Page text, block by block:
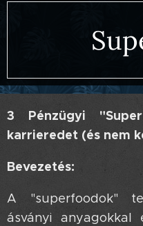
3 Pénzügyi
karrieredet (és nem
Bevezetés:
A "superfoodok"
ásványi anyagokkal